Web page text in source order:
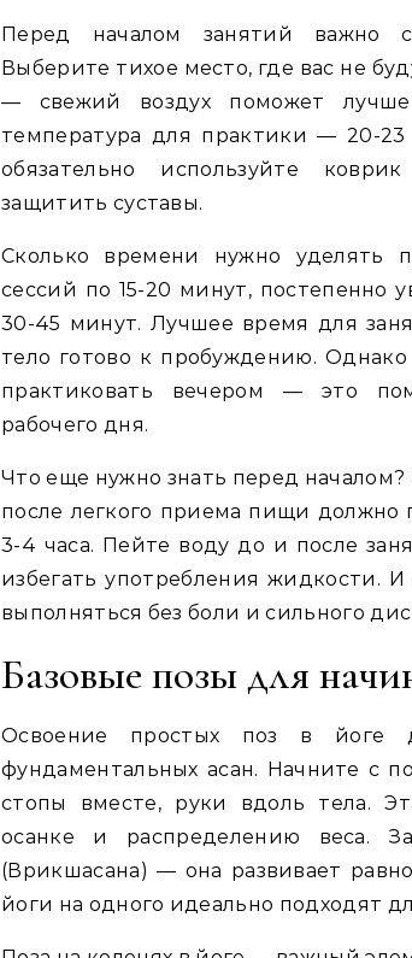
Перед началом занятий важно
Выберите тихое место, где вас не
— свежий воздух поможет лучше
температура для практики — 20-
обязательно используйте
защитить суставы.
Сколько времени нужно уделять
сессий по 15-20 минут, постепенно
30-45 минут. Лучшее время для
тело готово к пробуждению.
практиковать вечером — это
рабочего дня.
Что еще нужно знать перед
после легкого приема пищи должно
3-4 часа. Пейте воду до и после
избегать употребления жидкости.
выполняться без боли и сильного
Базовые позы для
Освоение простых поз в йоге
фундаментальных асан. Начните с
стопы вместе, руки вдоль тела.
осанке и распределению веса.
(Врикшасана) — она развивает
йоги на одного идеально подходят